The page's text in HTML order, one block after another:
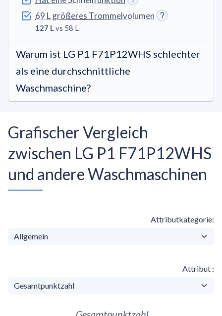
69 L größeres Trommelvolumen
127 Lvs 58 L
Warum ist LG P1 F71P12WHS schlechter
als eine durchschnittliche
Waschmaschine?
Grafischer Vergleich
zwischen LG P1 F71P12WHS
und andere Waschmaschinen
Attributkategorie
Attribut